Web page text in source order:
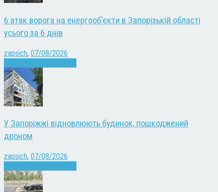
6 атак ворога на енергооб’єкти в Запорізькій області
усього за 6 днів
zapsich, 07/08/2026
У Запоріжжі відновлюють будинок, пошкоджений
дроном
zapsich, 07/08/2026